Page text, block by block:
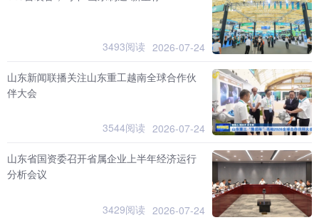
3493阅读 2026-07-24
山东新闻联播关注山东重工越南全球合作伙
伴大会
3544阅读 2026-07-24
山东省国资委召开省属企业上半年经济运行
分析会议
3429阅读 2026-07-24